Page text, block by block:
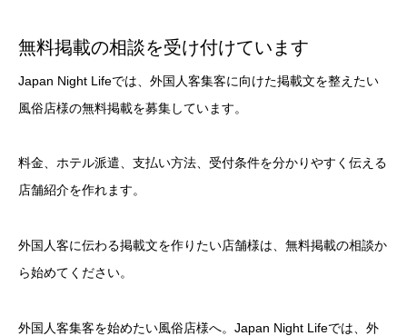
無料掲載の相談を受け付けています
Japan Night Lifeでは、外国人客集客に向けた掲載文を整えたい
風俗店様の無料掲載を募集しています。
料金、ホテル派遣、支払い方法、受付条件を分かりやすく伝える
店舗紹介を作れます。
外国人客に伝わる掲載文を作りたい店舗様は、無料掲載の相談か
ら始めてください。
外国人客集客を始めたい風俗店様へ。Japan Night Lifeでは、外